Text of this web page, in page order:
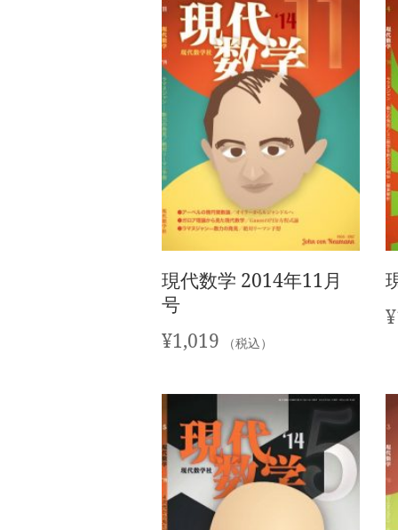
現代数学 2014年11月
号
¥1,019 （税込）
¥